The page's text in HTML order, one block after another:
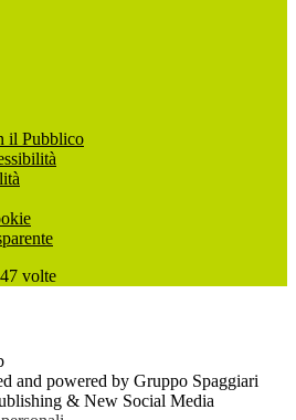
il Pubblico
volte
and powered by Gruppo Spaggiari
& New Social Media